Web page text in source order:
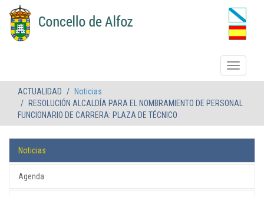
ACTUALIDAD
Noticias
RESOLUCIÓN ALCALDÍA PARA EL NOMBRAMIENTO DE PERSONAL
FUNCIONARIO DE CARRERA: PLAZA DE TÉCNICO
Noticias
Agenda